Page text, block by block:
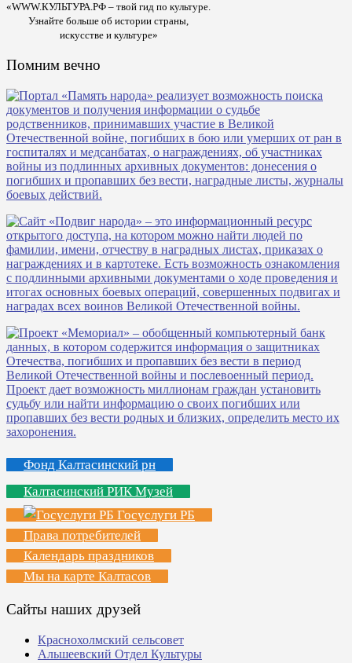
«WWW.КУЛЬТУРА.РФ – твой гид по культуре.
Узнайте больше об истории страны,
искусстве и культуре»
Помним вечно
Фонд Калтасинский рн
Калтасинский РИК Музей
Госуслуги РБ
Права потребителей
Календарь праздников
Мы на карте Калтасов
Сайты наших друзей
Краснохолмский сельсовет
Альшеевский Отдел Культуры